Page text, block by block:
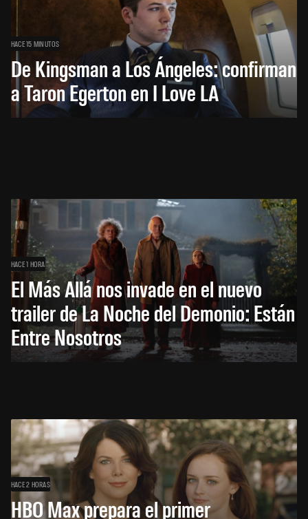
HACE 15 MINUTOS
De Kingsman a Los Ángeles: confirman
a Taron Egerton en I Love LA
HACE 1 HORA
El Más Allá nos invade en el nuevo
trailer de La Noche del Demonio: Están
Entre Nosotros
HACE 2 HORAS
HBO Max prepara el primer